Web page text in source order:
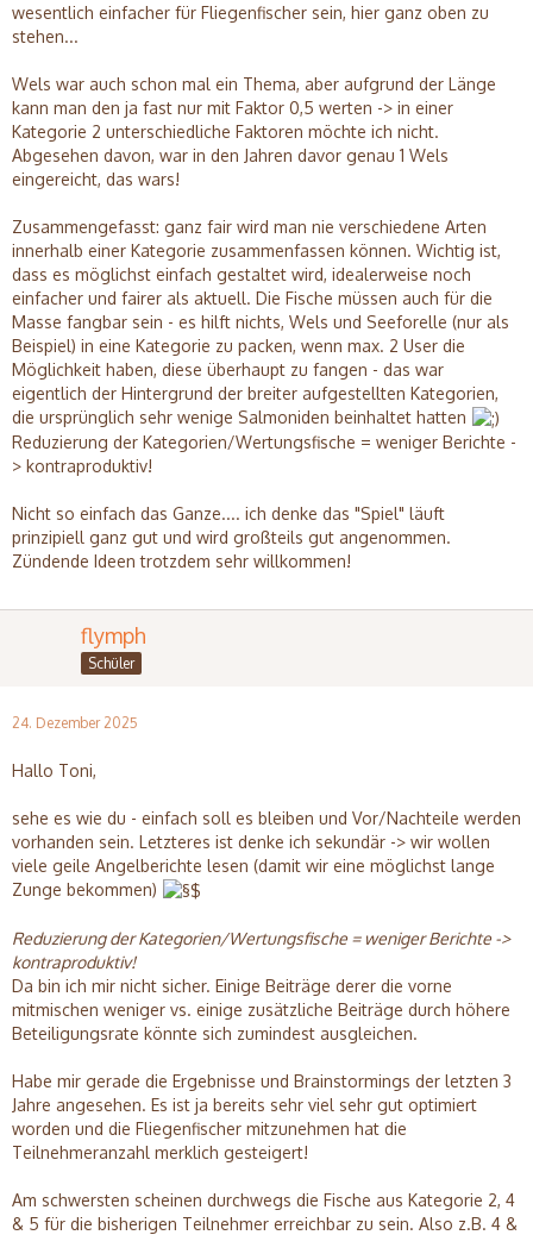
wesentlich einfacher für Fliegenfischer sein, hier ganz oben zu
stehen...
Wels war auch schon mal ein Thema, aber aufgrund der Länge
kann man den ja fast nur mit Faktor 0,5 werten -> in einer
Kategorie 2 unterschiedliche Faktoren möchte ich nicht.
Abgesehen davon, war in den Jahren davor genau 1 Wels
eingereicht, das wars!
Zusammengefasst: ganz fair wird man nie verschiedene Arten
innerhalb einer Kategorie zusammenfassen können. Wichtig ist,
dass es möglichst einfach gestaltet wird, idealerweise noch
einfacher und fairer als aktuell. Die Fische müssen auch für die
Masse fangbar sein - es hilft nichts, Wels und Seeforelle (nur als
Beispiel) in eine Kategorie zu packen, wenn max. 2 User die
Möglichkeit haben, diese überhaupt zu fangen - das war
eigentlich der Hintergrund der breiter aufgestellten Kategorien,
die ursprünglich sehr wenige Salmoniden beinhaltet hatten
Reduzierung der Kategorien/Wertungsfische = weniger Berichte -
> kontraproduktiv!
Nicht so einfach das Ganze.... ich denke das "Spiel" läuft
prinzipiell ganz gut und wird großteils gut angenommen.
Zündende Ideen trotzdem sehr willkommen!
flymph
Schüler
24. Dezember 2025
Hallo Toni,
sehe es wie du - einfach soll es bleiben und Vor/Nachteile werden
vorhanden sein. Letzteres ist denke ich sekundär -> wir wollen
viele geile Angelberichte lesen (damit wir eine möglichst lange
Zunge bekommen)
Reduzierung der Kategorien/Wertungsfische = weniger Berichte ->
kontraproduktiv!
Da bin ich mir nicht sicher. Einige Beiträge derer die vorne
mitmischen weniger vs. einige zusätzliche Beiträge durch höhere
Beteiligungsrate könnte sich zumindest ausgleichen.
Habe mir gerade die Ergebnisse und Brainstormings der letzten 3
Jahre angesehen. Es ist ja bereits sehr viel sehr gut optimiert
worden und die Fliegenfischer mitzunehmen hat die
Teilnehmeranzahl merklich gesteigert!
Am schwersten scheinen durchwegs die Fische aus Kategorie 2, 4
& 5 für die bisherigen Teilnehmer erreichbar zu sein. Also z.B. 4 &